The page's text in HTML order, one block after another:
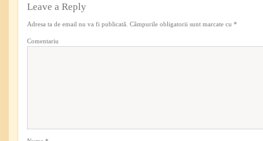
Leave a Reply
Adresa ta de email nu va fi publicată. Câmpurile obligatorii sunt marcate cu *
Comentariu